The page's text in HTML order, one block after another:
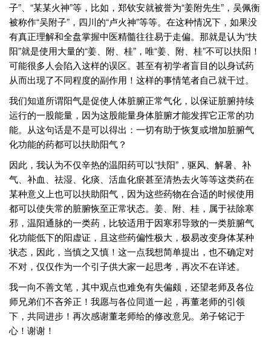
子”、“某某火神”等，比如，郑钦安就被誉为“姜附先生”，吴佩衡
被称作“吴附子”，四川的“卢火神”等等。在这种情况下，如果没
有真正理解和全盘掌握中医精髓往往易于走偏。那就是认为“扶
阳”就是使用大量的“姜、附、桂”，唯“姜、附、桂”不可以扶阳！
可能很多人会陷入这样的误区。甚至有初学者盲目的以身试药
从而出现了不同程度的副作用！这样的事情笔者自己就干过。
我们知道所谓阳气是促使人体脏腑正常气化，以保证脏腑持续
运行的一股能量，因为这股能量身体脏腑才能发挥它正常的功
能。从这句话是不是可以得出：一切有助于恢复或增加脏腑气
化功能的药都可以扶助阳气？
因此，我认为不仅辛热的温阳药可以“扶阳”，驱风、解暑、补
气、补血、祛湿、化痰、活血化瘀甚至清热去火等等这类药在
某种意义上也可以扶助阳气，因为这些药物在合适的时候使用
都可以使失常的脏腑恢至正常状态。姜、附、桂，属于祛除寒
邪，温阳通脉的一类药，比较适用于因寒邪导致的一类脏腑气
化功能低下的阳虚证，且这些药偏性极大，极易改变身体某种
状态，因此，当慎之又慎！这一点我想简单提出，也不确定对
不对，仅仅作为一个引子供大家一起思考，再次不在详述。
我一向不善文笔，其中观点也难免有失偏颇，还望老师及各位
师兄弟们不吝斧正！我愿与各位同道一起，再董老师的引领
下，共同进步！再次感谢董老师给的修改意见。弟子铭记于
心！谢谢！